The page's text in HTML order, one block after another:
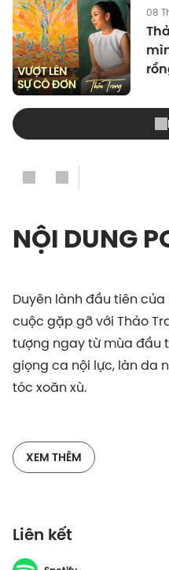
08
NỘI DUNG
Duyên lành đầu tiên
cuộc gặp gỡ với Thảo
tượng ngay từ mùa đầu
giọng ca nội lực, làn da
tóc xoăn xù.
Bẵng đi một thời gian,
chương trình truyền hình
Sóng. Tại đây, chị đã
XEM THÊM
Liên kết